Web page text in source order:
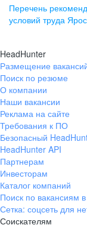
помещение 15
+7 843 212-12-50
Екатеринбург
ул. Боевых Дружин,
+7 343 226-79-99
pr@ural.hh.ru
ул. Янковского, д.
706 каб.
+7 861 205-55-57
pr@krd.hh.ru
Перечень
условий труда
HeadHunter
Размещение
Поиск по резюме
О компании
Наши вакансии
Реклама на сайте
Требования к ПО
Безопасный
HeadHunter API
Партнерам
Инвесторам
Каталог компаний
Поиск по вакансиям
Сетка: соцсеть для
Соискателям